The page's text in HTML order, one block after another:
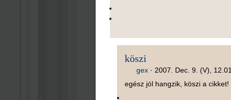
köszi
gex · 2007. Dec. 9. (V), 12.01
egész jól hangzik, köszi a cikket!